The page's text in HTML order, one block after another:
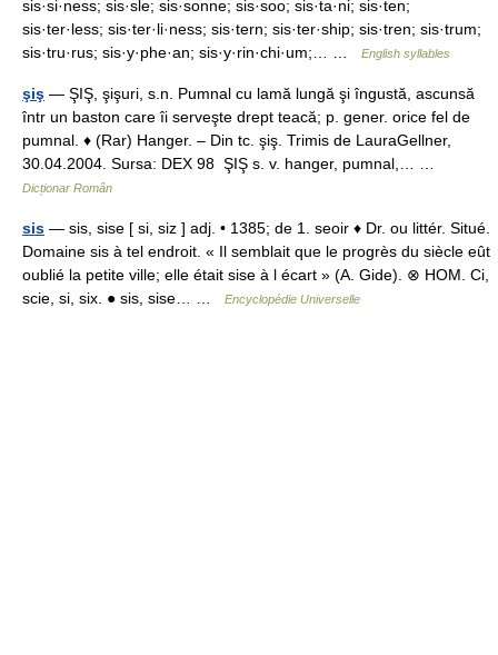
sis·si·ness; sis·sle; sis·sonne; sis·soo; sis·ta·ni; sis·ten;
sis·ter·less; sis·ter·li·ness; sis·tern; sis·ter·ship; sis·tren; sis·trum;
sis·tru·rus; sis·y·phe·an; sis·y·rin·chi·um;… …
English syllables
şiş — ŞIŞ, şişuri, s.n. Pumnal cu lamă lungă şi îngustă, ascunsă
într un baston care îi serveşte drept teacă; p. gener. orice fel de
pumnal. ♦ (Rar) Hanger. – Din tc. şiş. Trimis de LauraGellner,
30.04.2004. Sursa: DEX 98 ŞIŞ s. v. hanger, pumnal,… …
Dicționar Român
sis — sis, sise [ si, siz ] adj. • 1385; de 1. seoir ♦ Dr. ou littér. Situé.
Domaine sis à tel endroit. « Il semblait que le progrès du siècle eût
oublié la petite ville; elle était sise à l écart » (A. Gide). ⊗ HOM. Ci,
scie, si, six. ● sis, sise… …
Encyclopédie Universelle